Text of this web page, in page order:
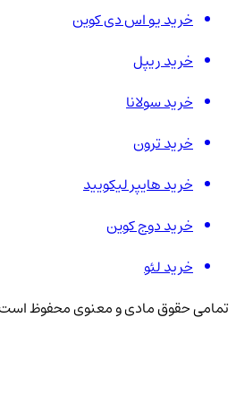
خرید یو اس دی کوین
خرید ریپل
خرید سولانا
خرید ترون
خرید هایپر لیکویید
خرید دوج کوین
خرید لئو
تمامی حقوق مادی و معنوی محفوظ است.